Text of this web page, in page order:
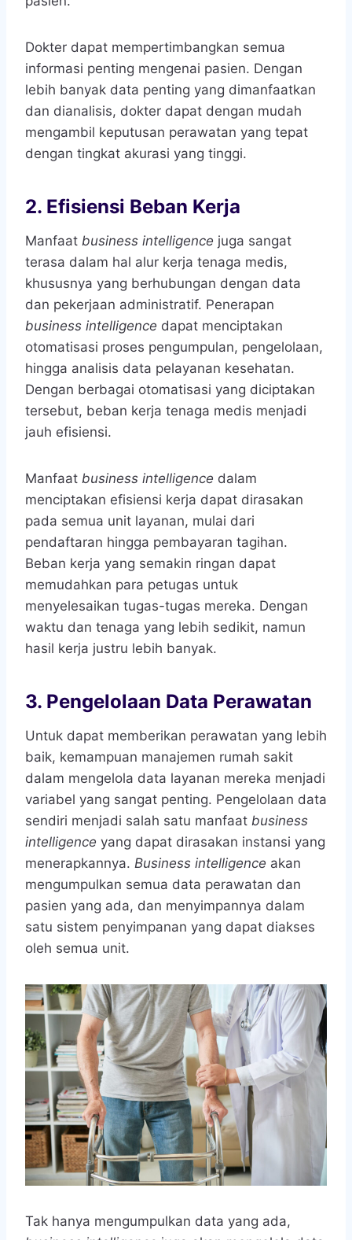
Dokter dapat mempertimbangkan semua
informasi penting mengenai pasien. Dengan
lebih banyak data penting yang dimanfaatkan
dan dianalisis, dokter dapat dengan mudah
mengambil keputusan perawatan yang tepat
dengan tingkat akurasi yang tinggi.
2. Efisiensi Beban Kerja
Manfaat business intelligence juga sangat
terasa dalam hal alur kerja tenaga medis,
khususnya yang berhubungan dengan data
dan pekerjaan administratif. Penerapan
business intelligence dapat menciptakan
otomatisasi proses pengumpulan, pengelolaan,
hingga analisis data pelayanan kesehatan.
Dengan berbagai otomatisasi yang diciptakan
tersebut, beban kerja tenaga medis menjadi
jauh efisiensi.
Manfaat business intelligence dalam
menciptakan efisiensi kerja dapat dirasakan
pada semua unit layanan, mulai dari
pendaftaran hingga pembayaran tagihan.
Beban kerja yang semakin ringan dapat
memudahkan para petugas untuk
menyelesaikan tugas-tugas mereka. Dengan
waktu dan tenaga yang lebih sedikit, namun
hasil kerja justru lebih banyak.
3. Pengelolaan Data Perawatan
Untuk dapat memberikan perawatan yang lebih
baik, kemampuan manajemen rumah sakit
dalam mengelola data layanan mereka menjadi
variabel yang sangat penting. Pengelolaan data
sendiri menjadi salah satu manfaat business
intelligence yang dapat dirasakan instansi yang
menerapkannya. Business intelligence akan
mengumpulkan semua data perawatan dan
pasien yang ada, dan menyimpannya dalam
satu sistem penyimpanan yang dapat diakses
oleh semua unit.
Tak hanya mengumpulkan data yang ada,